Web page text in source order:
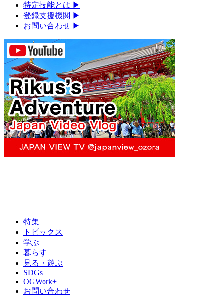
特定技能とは ▶︎
登録支援機関 ▶︎
お問い合わせ ▶︎
特集
トピックス
学ぶ
暮らす
見る・遊ぶ
SDGs
OGWork+
お問い合わせ